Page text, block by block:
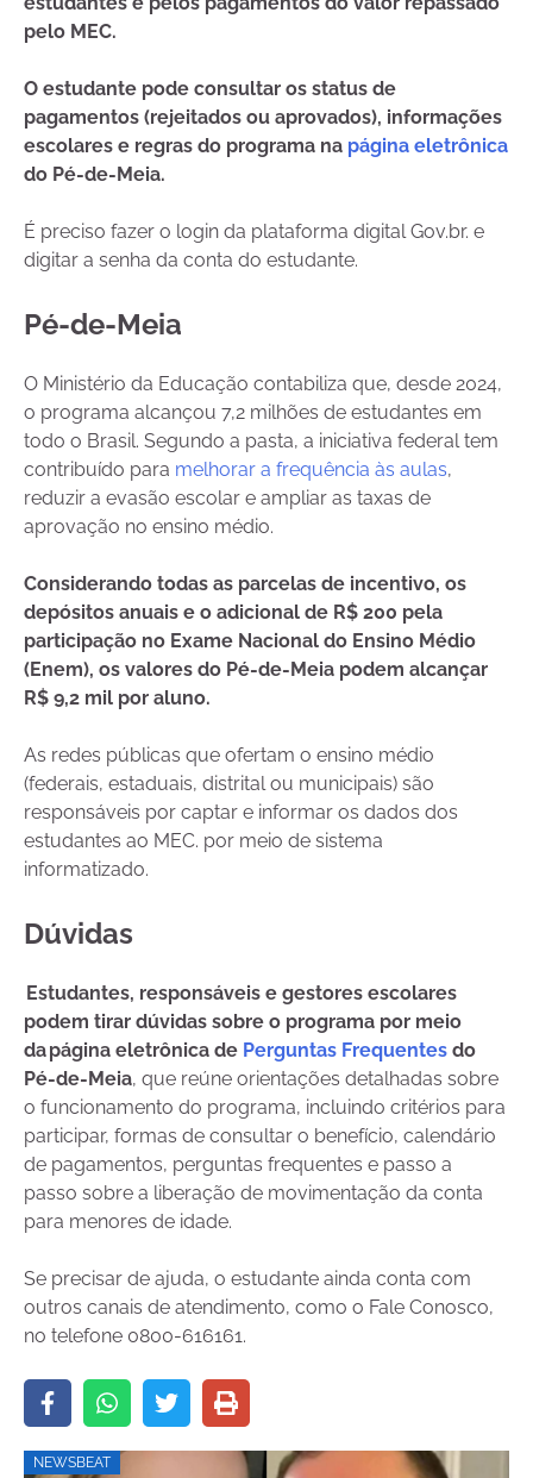
pelo MEC.
O estudante pode consultar os status de
pagamentos (rejeitados ou aprovados), informações
escolares e regras do programa na página eletrônica
do Pé-de-Meia.
É preciso fazer o login da plataforma digital Gov.br. e
digitar a senha da conta do estudante.
Pé-de-Meia
O Ministério da Educação contabiliza que, desde 2024,
o programa alcançou 7,2 milhões de estudantes em
todo o Brasil. Segundo a pasta, a iniciativa federal tem
contribuído para melhorar a frequência às aulas,
reduzir a evasão escolar e ampliar as taxas de
aprovação no ensino médio.
Considerando todas as parcelas de incentivo, os
depósitos anuais e o adicional de R$ 200 pela
participação no Exame Nacional do Ensino Médio
(Enem), os valores do Pé-de-Meia podem alcançar
R$ 9,2 mil por aluno.
As redes públicas que ofertam o ensino médio
(federais, estaduais, distrital ou municipais) são
responsáveis por captar e informar os dados dos
estudantes ao MEC. por meio de sistema
informatizado.
Dúvidas
Estudantes, responsáveis e gestores escolares
podem tirar dúvidas sobre o programa por meio
da página eletrônica de Perguntas Frequentes do
Pé-de-Meia, que reúne orientações detalhadas sobre
o funcionamento do programa, incluindo critérios para
participar, formas de consultar o benefício, calendário
de pagamentos, perguntas frequentes e passo a
passo sobre a liberação de movimentação da conta
para menores de idade.
Se precisar de ajuda, o estudante ainda conta com
outros canais de atendimento, como o Fale Conosco,
no telefone 0800-616161.
NEWSBEAT